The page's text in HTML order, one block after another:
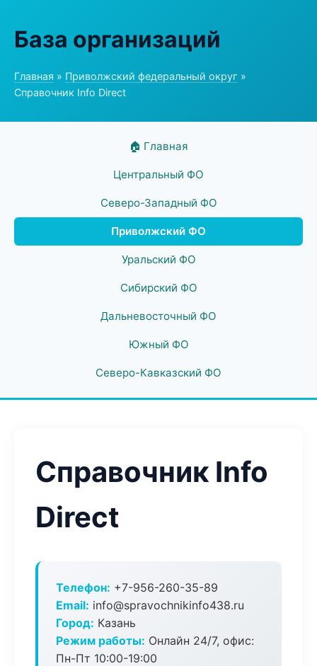
База организаций
Главная » Приволжский федеральный округ »
Справочник Info Direct
🏠 Главная
Центральный ФО
Северо-Западный ФО
Приволжский ФО
Уральский ФО
Сибирский ФО
Дальневосточный ФО
Южный ФО
Северо-Кавказский ФО
Справочник Info
Direct
Телефон: +7-956-260-35-89
Email: info@spravochnikinfo438.ru
Город: Казань
Режим работы: Онлайн 24/7, офис:
Пн-Пт 10:00-19:00